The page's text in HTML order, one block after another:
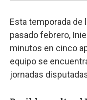
Esta temporada de
pasado febrero,
minutos en cinco
equipo se
jornadas